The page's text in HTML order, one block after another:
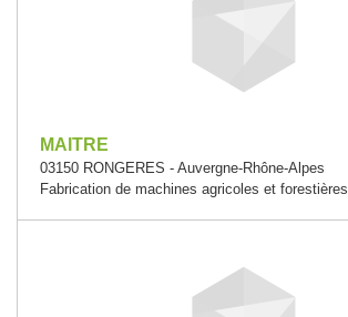
MAITRE
03150 RONGERES - Auvergne-Rhône-Alpes
Fabrication de machines agricoles et forestières